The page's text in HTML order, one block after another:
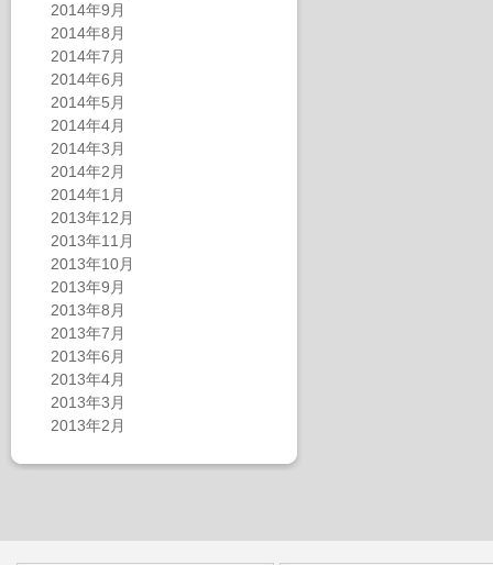
2014年9月
2014年8月
2014年7月
2014年6月
2014年5月
2014年4月
2014年3月
2014年2月
2014年1月
2013年12月
2013年11月
2013年10月
2013年9月
2013年8月
2013年7月
2013年6月
2013年4月
2013年3月
2013年2月